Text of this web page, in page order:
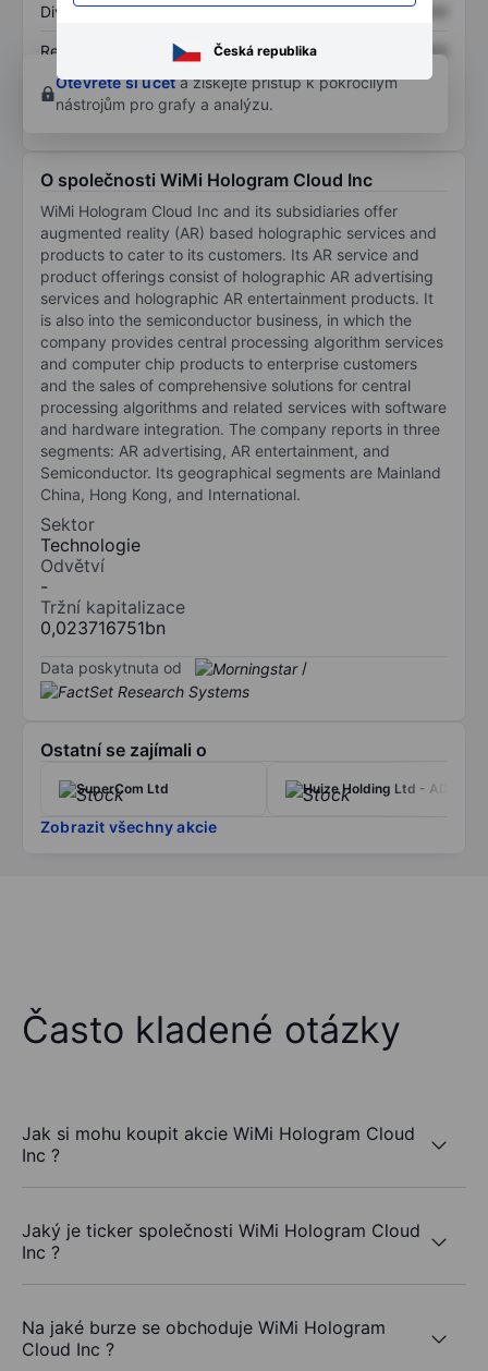
Česká republika
Dividenda na akcii XXXXXXX XXXXXXX
Rentabilita kapitálu XXXXXXX
XXXXXXX
Otevřete si účeta získejte přístup k pokročilým
nástrojům pro grafy a analýzu.
O společnosti WiMi Hologram Cloud Inc
WiMi Hologram Cloud Inc and its subsidiaries offer
augmented reality (AR) based holographic services and
products to cater to its customers. Its AR service and
product offerings consist of holographic AR advertising
services and holographic AR entertainment products. It
is also into the semiconductor business, in which the
company provides central processing algorithm services
and computer chip products to enterprise customers
and the sales of comprehensive solutions for central
processing algorithms and related services with software
and hardware integration. The company reports in three
segments: AR advertising, AR entertainment, and
Semiconductor. Its geographical segments are Mainland
China, Hong Kong, and International.
Sektor
Technologie
Odvětví
-
Tržní kapitalizace
0,023716751bn
Data poskytnuta od /
Ostatní se zajímali o
SuperCom Ltd Huize Holding Ltd - ADR
Zobrazit všechny akcie
Často kladené otázky
Jak si mohu koupit akcie WiMi Hologram Cloud
Inc ?
Jaký je ticker společnosti WiMi Hologram Cloud
Inc ?
Na jaké burze se obchoduje WiMi Hologram
Cloud Inc ?